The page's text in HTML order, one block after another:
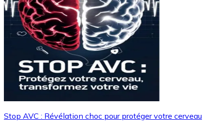
Stop AVC : Révélation choc pour protéger votre cerveau